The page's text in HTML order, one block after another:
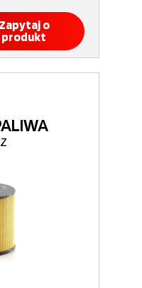
Zapytaj o
produkt